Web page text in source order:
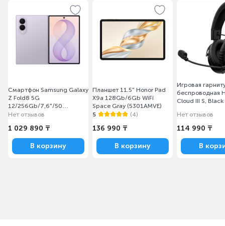
AIRWEAVE MEMORY FOAM
Сохраняйте прохладу и комфорт с помощью AirWeave
для удобной транспортировки и хранения.
МИКРОФОН С
ШУМОПОДАВЛЕНИЕМ
Ваш голос звучит, в то время как все остальное
Смартфон Samsung Galaxy
Z Fold8 5G
12/256Gb/7,6"/50
Lavender (SM-
Нет отзывов
1 029 890 ₸
В корзину
Планшет 11.5" Honor Pad
X9a 128Gb/6Gb WiFi
Space Gray (5301AMVE)
5
(4)
136 990 ₸
В корзину
Игровая
беспроводная
Cloud III S,
Нет отзывов
114 990 ₸
В